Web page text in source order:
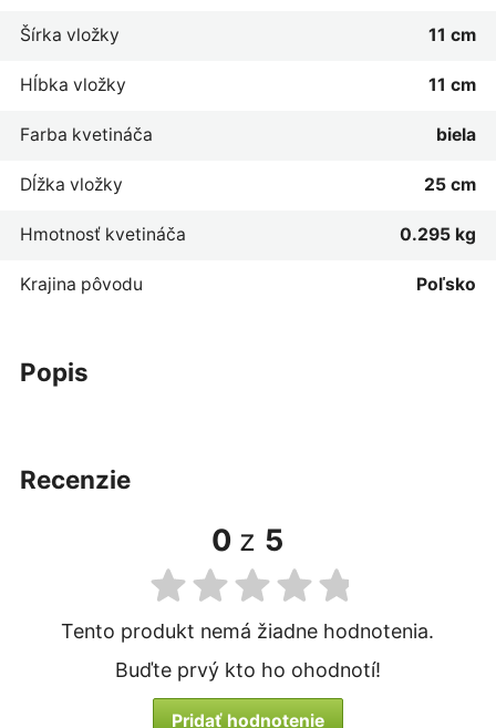
popis
Šírka vložky 11 cm
Hĺbka vložky 11 cm
Farba kvetináča biela
Dĺžka vložky 25 cm
Hmotnosť kvetináča 0.295 kg
Krajina pôvodu Poľsko
recenzie
0 z 5
Tento produkt nemá žiadne hodnotenia.
Buďte prvý kto ho ohodnotí!
Pridať hodnotenie